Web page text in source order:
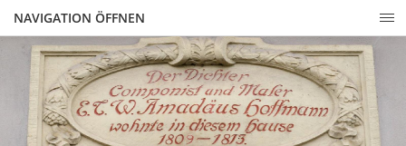
NAVIGATION ÖFFNEN